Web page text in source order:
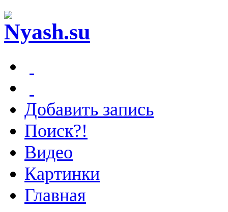
Добавить запись
Поиск?!
Видео
Картинки
Главная